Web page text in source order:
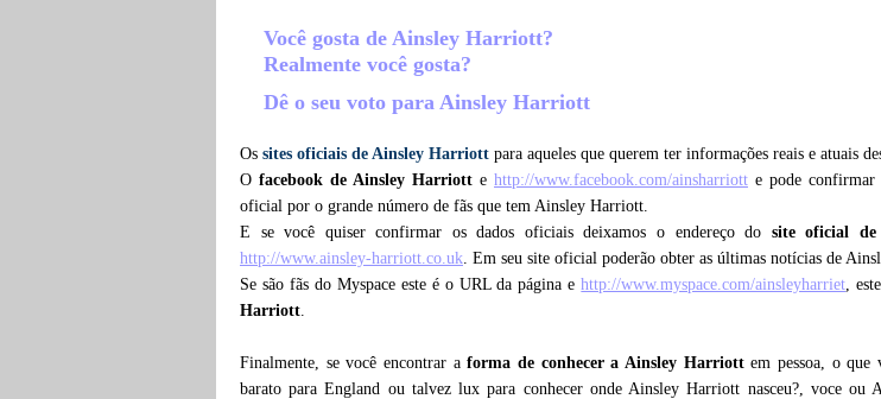
Você gosta de Ainsley Harriott?
Realmente você gosta?
Dê o seu voto para Ainsley Harriott
Os sites oficiais de Ainsley Harriott para aqueles que querem ter informações reais e atuais
O facebook de Ainsley Harriott e http://www.facebook.com/ainsharriott e pode
oficial por o grande número de fãs que tem Ainsley Harriott.
E se você quiser confirmar os dados oficiais deixamos o endereço do site oficial
http://www.ainsley-harriott.co.uk. Em seu site oficial poderão obter as últimas notícias de
Se são fãs do Myspace este é o URL da página ehttp://www.myspace.com/ainsleyharriet,
Harriott.
Finalmente, se você encontrar aforma de conhecer a Ainsley Harriottem pessoa, o que
barato para England ou talvez lux para conhecer onde Ainsley Harriott nasceu?, voce ou